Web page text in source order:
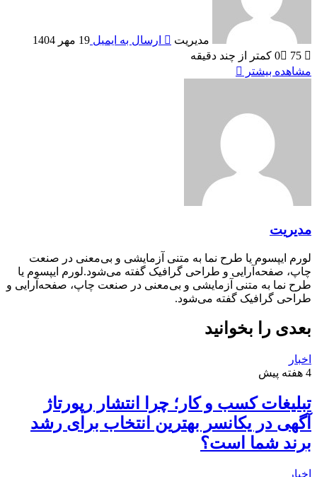
مدیریت ارسال به ایمیل 19 مهر 1404
0
75
کمتر از چند دقیقه
مشاهده بیشتر
مدیریت
لورم ایپسوم یا طرح‌ نما به متنی آزمایشی و بی‌معنی در صنعت
چاپ، صفحه‌آرایی و طراحی گرافیک گفته می‌شود.لورم ایپسوم یا
طرح‌ نما به متنی آزمایشی و بی‌معنی در صنعت چاپ، صفحه‌آرایی و
طراحی گرافیک گفته می‌شود.
بعدی را بخوانید
اخبار
4 هفته پیش
تبلیغات کسب و کار؛ چرا انتشار رپورتاژ
آگهی در یکانسر بهترین انتخاب برای رشد
برند شما است؟
اخبار